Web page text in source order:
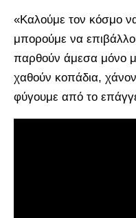
«Καλούμε τον κόσμο
μπορούμε να
παρθούν άμεσα μόνο
χαθούν κοπάδια,
φύγουμε από το